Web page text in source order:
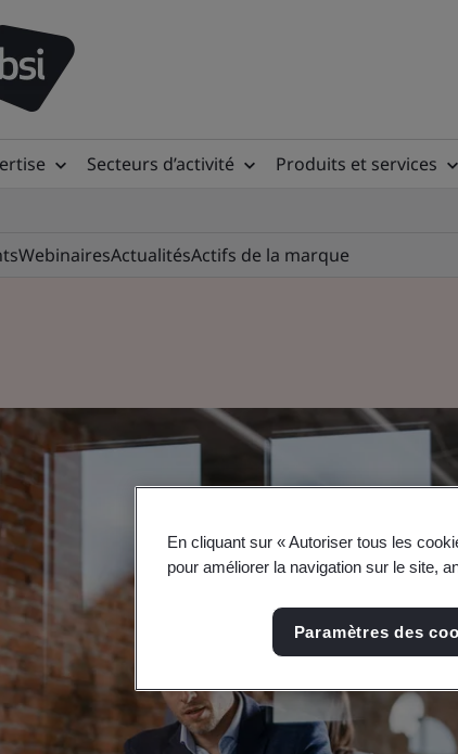
Secteurs d’activité Produits et services
WebinairesActualitésActifs de la marque
En cliquant sur « Autoriser tous les
pour améliorer la navigation sur le site,
Paramètres des